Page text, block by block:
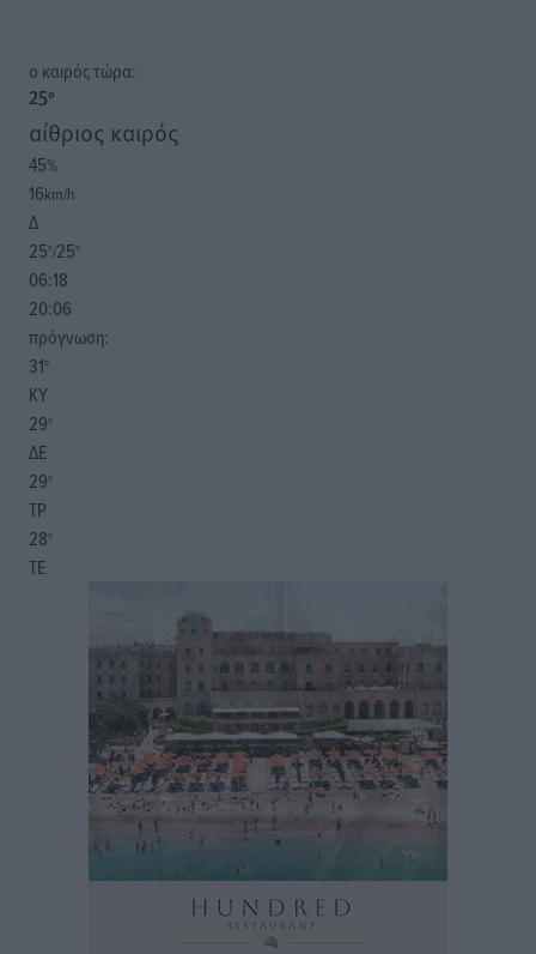
o καιρός τώρα:
25°
αίθριος καιρός
45%
16km/h
Δ
25°/25°
06:18
20:06
πρόγνωση:
31°
ΚΥ
29°
ΔΕ
29°
ΤΡ
28°
ΤΕ